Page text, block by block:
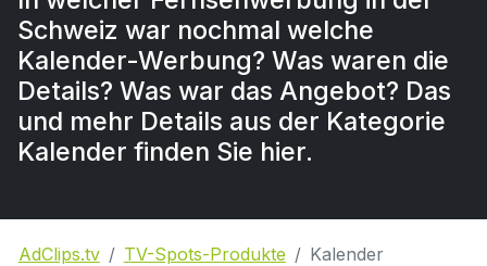
Schweiz war nochmal welche
Kalender-Werbung? Was waren die
Details? Was war das Angebot? Das
und mehr Details aus der Kategorie
Kalender finden Sie hier.
AdClips.tv TV-Spots-Produkte Kalender